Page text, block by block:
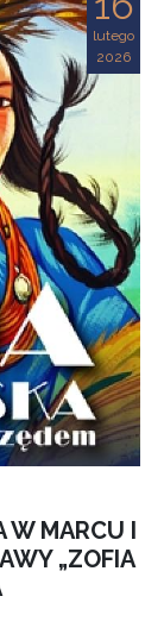
lutego
2026
W MARCU I
„ZOFIA